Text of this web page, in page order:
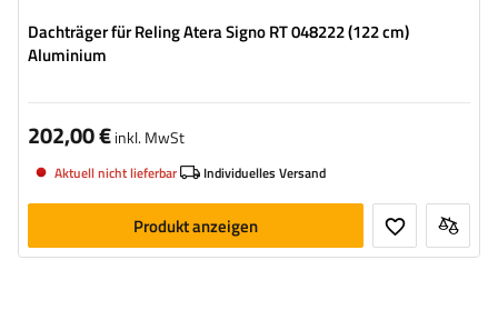
Dachträger für Reling Atera Signo RT 048222 (122 cm)
Aluminium
202,00 €inkl. MwSt
Aktuell nicht lieferbar Individuelles Versand
Produkt anzeigen